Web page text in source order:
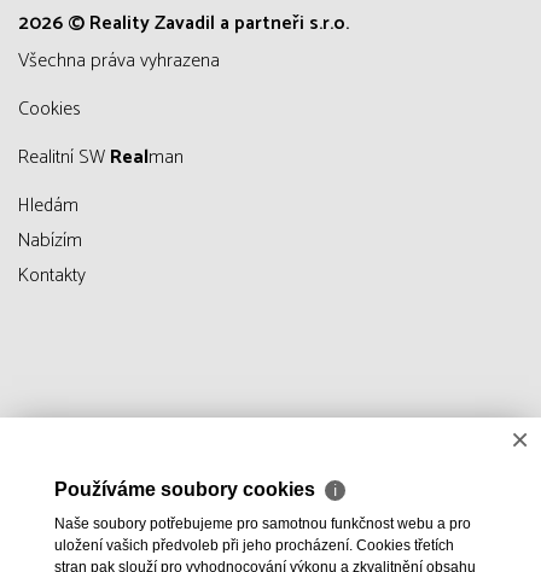
2026 © Reality Zavadil a partneři s.r.o.
všechna práva vyhrazena
Cookies
Realitní SWRealman
Hledám
Nabízím
Kontakty
×
Používáme soubory cookies ℹ
Naše soubory potřebujeme pro samotnou funkčnost webu a pro
uložení vašich předvoleb při jeho procházení. Cookies třetích
stran pak slouží pro vyhodnocování výkonu a zkvalitnění obsahu